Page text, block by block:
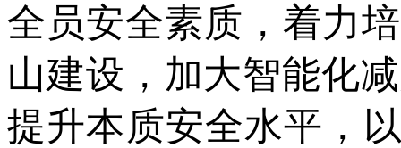
全员安全素质，着力
山建设，加大智能化
提升本质安全水平，